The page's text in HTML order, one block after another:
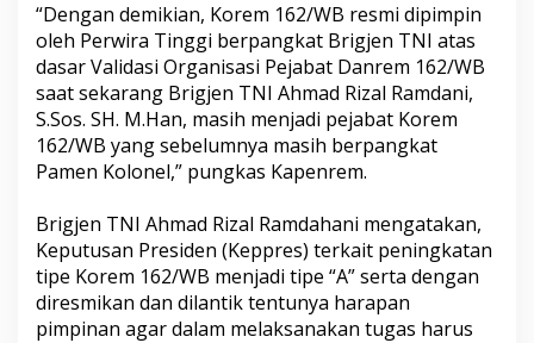
“Dengan demikian, Korem 162/WB resmi dipimpin
oleh Perwira Tinggi berpangkat Brigjen TNI atas
dasar Validasi Organisasi Pejabat Danrem 162/WB
saat sekarang Brigjen TNI Ahmad Rizal Ramdani,
S.Sos. SH. M.Han, masih menjadi pejabat Korem
162/WB yang sebelumnya masih berpangkat
Pamen Kolonel,” pungkas Kapenrem.
Brigjen TNI Ahmad Rizal Ramdahani mengatakan,
Keputusan Presiden (Keppres) terkait peningkatan
tipe Korem 162/WB menjadi tipe “A” serta dengan
diresmikan dan dilantik tentunya harapan
pimpinan agar dalam melaksanakan tugas harus